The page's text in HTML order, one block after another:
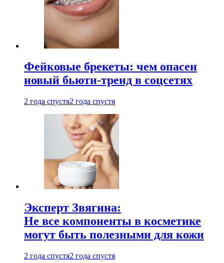
Фейковые брекеты: чем опасен
новый бьюти-тренд в соцсетях
2 года спустя2 года спустя
Эксперт Звягина:
Не все компоненты в косметике
могут быть полезными для кожи
2 года спустя2 года спустя